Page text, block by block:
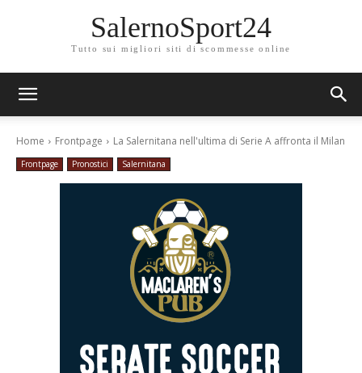
SalernoSport24
Tutto sui migliori siti di scommesse online
Home Frontpage La Salernitana nell'ultima di Serie A affronta il Milan
Frontpage Pronostici Salernitana